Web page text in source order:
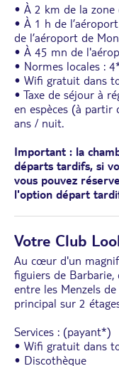
• À 2 km de la zone
• À 1 h de
de l’aéroport de
• À 45 mn de
• Normes locales :
• Wifi gratuit dans
• Taxe de séjour à
en espèces (à partir
ans / nuit.
Important : la
départs tardifs, si
vous pouvez
l'option départ
Votre Club
Au cœur d'un
figuiers de
entre les Menzels
principal sur 2
Services : (payant*)
• Wifi gratuit dans
• Discothèque